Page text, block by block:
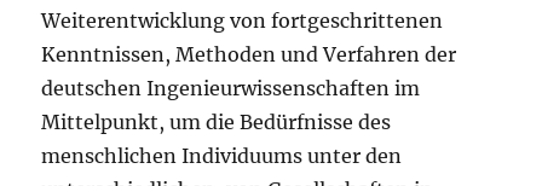
Weiterentwicklung von fortgeschrittenen
Kenntnissen, Methoden und Verfahren der
deutschen Ingenieurwissenschaften im
Mittelpunkt, um die Bedürfnisse des
menschlichen Individuums unter den